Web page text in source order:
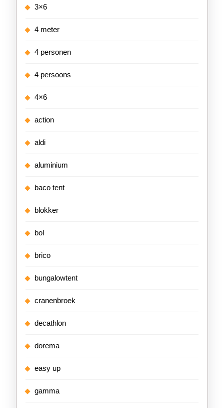
3×6
4 meter
4 personen
4 persoons
4×6
action
aldi
aluminium
baco tent
blokker
bol
brico
bungalowtent
cranenbroek
decathlon
dorema
easy up
gamma